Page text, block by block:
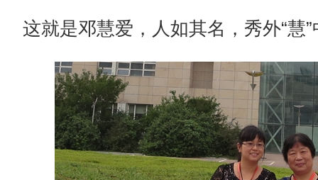
这就是邓慧爱，人如其名，秀外“慧”